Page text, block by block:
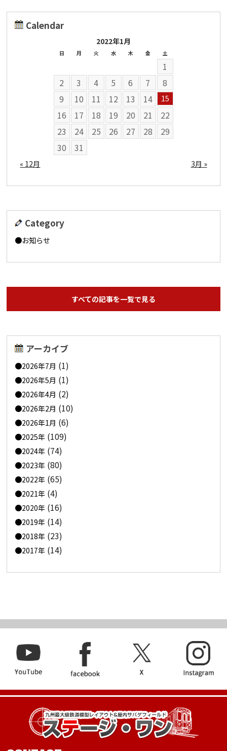
Calendar
2022年1月
日 月 火 水 木 金 土
1
2
3 4 5 6 7
8
9
10 11 12 13 14 15
16 17 18 19 20 21
22
23
24 25 26 27 28
29
30
31
« 12月 3月 »
Category
お知らせ
すべての記事を一覧で見る
アーカイブ
2026年7月 (1)
2026年5月 (1)
2026年4月 (2)
2026年2月 (10)
2026年1月 (6)
2025年 (109)
2024年 (74)
2023年 (80)
2022年 (65)
2021年 (4)
2020年 (16)
2019年 (14)
2018年 (23)
2017年 (14)